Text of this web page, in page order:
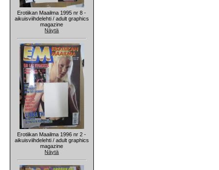
Erotiikan Maailma 1995 nr 8 -
aikuisviihdelehti / adult graphics
magazine
Näytä
Erotiikan Maailma 1996 nr 2 -
aikuisviihdelehti / adult graphics
magazine
Näytä